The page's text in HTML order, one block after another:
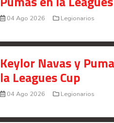
04 Ago 2026 Legionarios
Keylor Navas y
la Leagues Cup
04 Ago 2026 Legionarios